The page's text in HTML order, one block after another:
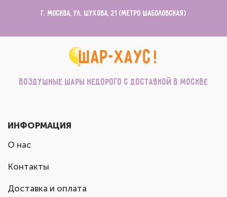
г. Москва, ул. Шухова, 21 (метро Шаболовская)
Воздушные шары недорого с доставкой в Москве
ИНФОРМАЦИЯ
О нас
Контакты
Доставка и оплата